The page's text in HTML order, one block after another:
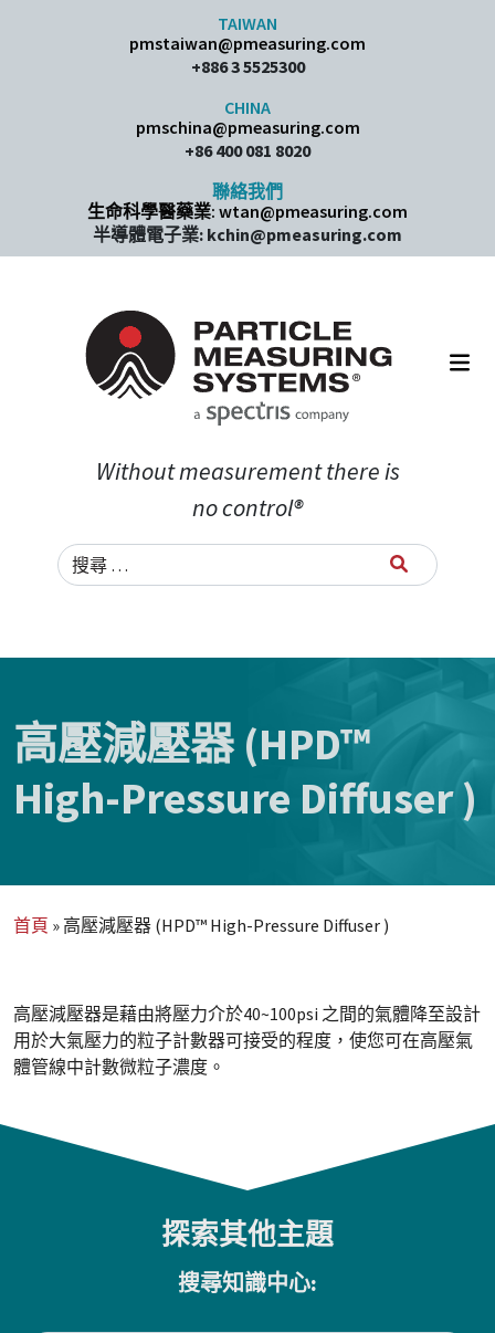
TAIWAN
pmstaiwan@pmeasuring.com
+886 3 5525300
CHINA
pmschina@pmeasuring.com​
+86 400 081 8020
聯絡我們
生命科學醫藥業: wtan@pmeasuring.com
半導體電子業: kchin@pmeasuring.com
Main Navigation
Without measurement there is
no control®
Search for:
高壓減壓器 (HPD™
High-Pressure Diffuser )
首頁 » 高壓減壓器 (HPD™ High-Pressure Diffuser )
高壓減壓器是藉由將壓力介於40~100psi 之間的氣體降至設計
用於大氣壓力的粒子計數器可接受的程度，使您可在高壓氣
體管線中計數微粒子濃度。
探索其他主題
搜尋知識中心: